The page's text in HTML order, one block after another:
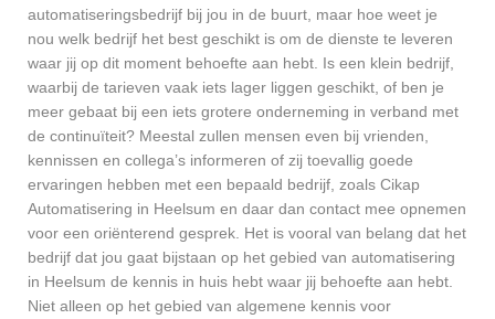
automatiseringsbedrijf bij jou in de buurt, maar hoe weet je
nou welk bedrijf het best geschikt is om de dienste te leveren
waar jij op dit moment behoefte aan hebt. Is een klein bedrijf,
waarbij de tarieven vaak iets lager liggen geschikt, of ben je
meer gebaat bij een iets grotere onderneming in verband met
de continuïteit? Meestal zullen mensen even bij vrienden,
kennissen en collega’s informeren of zij toevallig goede
ervaringen hebben met een bepaald bedrijf, zoals Cikap
Automatisering in Heelsum en daar dan contact mee opnemen
voor een oriënterend gesprek. Het is vooral van belang dat het
bedrijf dat jou gaat bijstaan op het gebied van automatisering
in Heelsum de kennis in huis hebt waar jij behoefte aan hebt.
Niet alleen op het gebied van algemene kennis voor